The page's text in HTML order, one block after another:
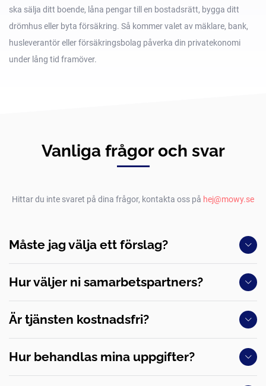
ska sälja ditt boende, låna pengar till en bostadsrätt, bygga ditt
drömhus eller byta försäkring. Så kommer valet av mäklare, bank,
husleverantör eller försäkringsbolag påverka din privatekonomi
under lång tid framöver.
Vanliga frågor och svar
Hittar du inte svaret på dina frågor, kontakta oss på hej@mowy.se
Måste jag välja ett förslag?
Hur väljer ni samarbetspartners?
Är tjänsten kostnadsfri?
Hur behandlas mina uppgifter?